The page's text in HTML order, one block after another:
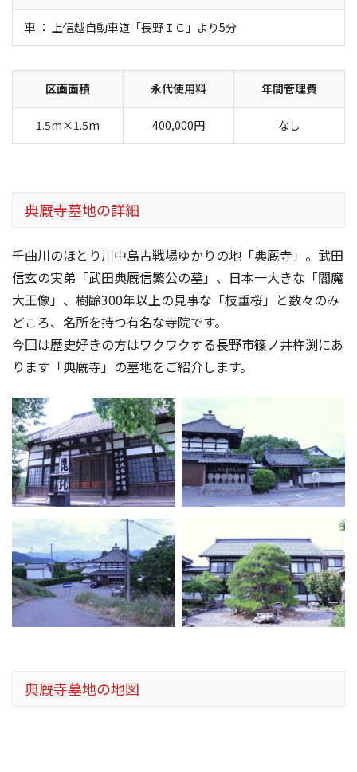
車 ： 上信越自動車道「長野ＩＣ」より5分
区画面積 永代使用料 年間管理費
1.5m×1.5m 400,000円 なし
典厩寺墓地の詳細
千曲川のほとり川中島古戦場ゆかりの地「典厩寺」。武田
信玄の実弟「武田典厩信繁公の墓」、日本一大きな「閻魔
大王像」、樹齢300年以上の見事な「枝垂桜」と数々のみ
どころ、名所を持つ有名な寺院です。
今回は歴史好きの方はワクワクする長野市篠ノ井杵渕にあ
ります「典厩寺」の墓地をご紹介します。
典厩寺墓地の地図